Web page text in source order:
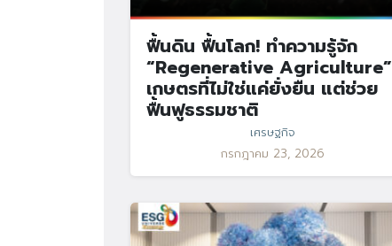
ฟื้นดิน ฟื้นโลก! ทำความรู้จัก
“Regenerative Agriculture”
เกษตรที่ไม่ใช่แค่ยั่งยืน แต่ช่วย
ฟื้นฟูธรรมชาติ
เศรษฐกิจ
กรกฎาคม 23, 2026